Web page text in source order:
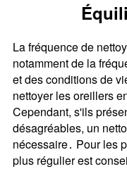
La fréquence de
notamment de la
et des conditions de
nettoyer les oreillers
Cependant, s'ils
désagréables, un
nécessaire․ Pour les
plus régulier est